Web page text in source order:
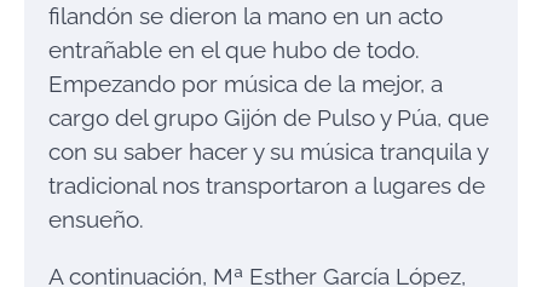
filandón se dieron la mano en un acto
entrañable en el que hubo de todo.
Empezando por música de la mejor, a
cargo del grupo Gijón de Pulso y Púa, que
con su saber hacer y su música tranquila y
tradicional nos transportaron a lugares de
ensueño.
A continuación, Mª Esther García López,